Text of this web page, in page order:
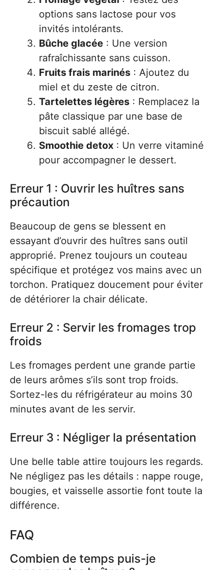
options sans lactose pour vos
invités intolérants.
Bûche glacée : Une version
rafraîchissante sans cuisson.
Fruits frais marinés : Ajoutez du
miel et du zeste de citron.
Tartelettes légères : Remplacez la
pâte classique par une base de
biscuit sablé allégé.
Smoothie detox : Un verre vitaminé
pour accompagner le dessert.
Erreur 1 : Ouvrir les huîtres sans
précaution
Beaucoup de gens se blessent en
essayant d’ouvrir des huîtres sans outil
approprié. Prenez toujours un couteau
spécifique et protégez vos mains avec un
torchon. Pratiquez doucement pour éviter
de détériorer la chair délicate.
Erreur 2 : Servir les fromages trop
froids
Les fromages perdent une grande partie
de leurs arômes s’ils sont trop froids.
Sortez-les du réfrigérateur au moins 30
minutes avant de les servir.
Erreur 3 : Négliger la présentation
Une belle table attire toujours les regards.
Ne négligez pas les détails : nappe rouge,
bougies, et vaisselle assortie font toute la
différence.
FAQ
Combien de temps puis-je